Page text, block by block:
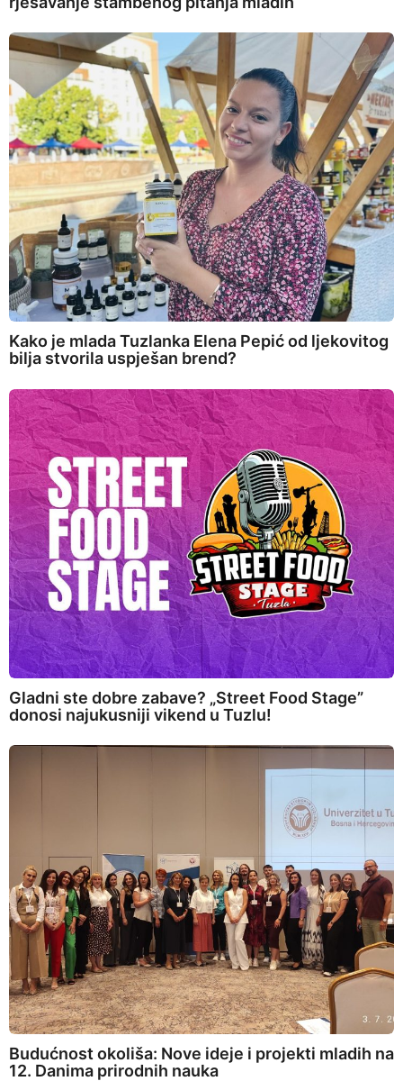
Kako je mlada Tuzlanka Elena Pepić od ljekovitog
bilja stvorila uspješan brend?
Gladni ste dobre zabave? „Street Food Stage”
donosi najukusniji vikend u Tuzlu!
Budućnost okoliša: Nove ideje i projekti mladih na
12. Danima prirodnih nauka